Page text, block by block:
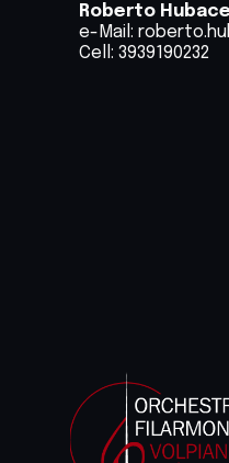
Roberto
e-Mail:
Cell: 3939190232